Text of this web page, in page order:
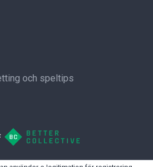
och speltips